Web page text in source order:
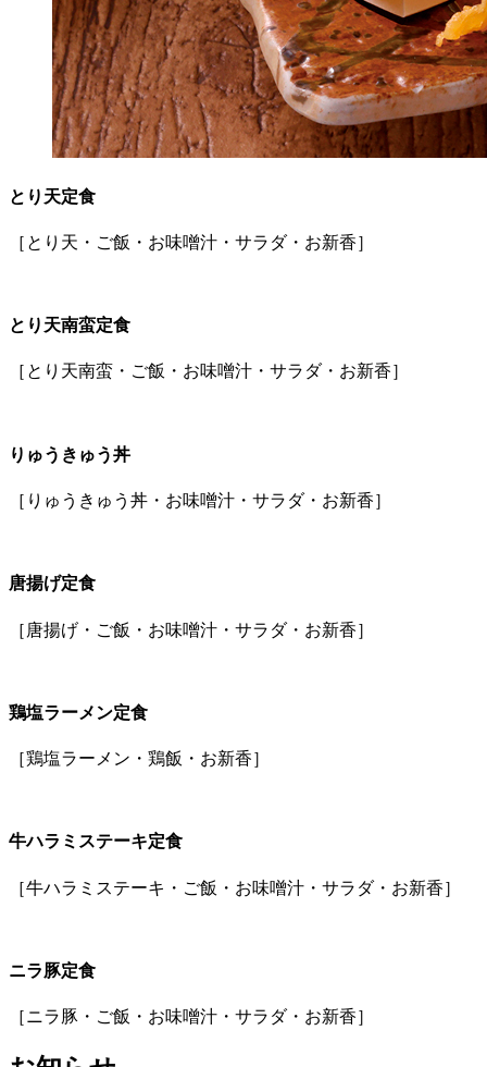
とり天定食
［とり天・ご飯・お味噌汁・サラダ・お新香］
とり天南蛮定食
［とり天南蛮・ご飯・お味噌汁・サラダ・お新香］
りゅうきゅう丼
［りゅうきゅう丼・お味噌汁・サラダ・お新香］
唐揚げ定食
［唐揚げ・ご飯・お味噌汁・サラダ・お新香］
鶏塩ラーメン定食
［鶏塩ラーメン・鶏飯・お新香］
牛ハラミステーキ定食
［牛ハラミステーキ・ご飯・お味噌汁・サラダ・お新香］
ニラ豚定食
［ニラ豚・ご飯・お味噌汁・サラダ・お新香］